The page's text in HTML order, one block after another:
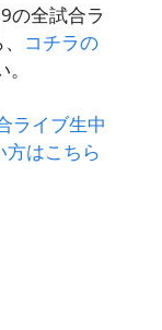
の全試合ラ
コチラの
ライブ生中
はこちら